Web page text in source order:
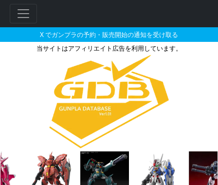
X でガンプラの予約・販売開始の通知を受け取る
当サイトはアフィリエイト広告を利用しています。
HGUC 1/144 フルアーマー・ユ